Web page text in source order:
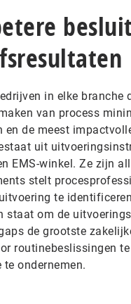
in elke branche
van process
de meest
uit
EMS-winkel. Ze zijn
stelt
te
staat om de
de grootste
routinebeslissingen
ondernemen.